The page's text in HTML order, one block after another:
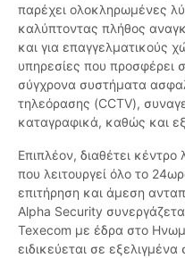
παρέχει ολοκληρωμένες
καλύπτοντας πλήθος
και για επαγγελματικούς
υπηρεσίες που προσφέρει
σύγχρονα συστήματα
τηλεόρασης (CCTV),
καταγραφικά, καθώς και
Επιπλέον, διαθέτει
που λειτουργεί όλο το
επιτήρηση και άμεση
Alpha Security
Texecom με έδρα στο
ειδικεύεται σε